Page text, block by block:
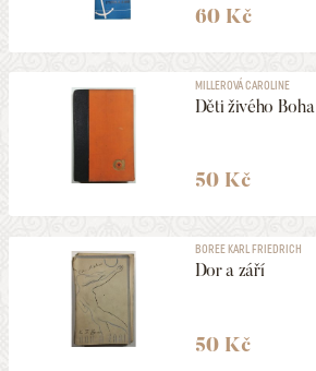
60 Kč
MILLEROVÁ CAROLINE
Děti živého Boha
50 Kč
BOREE KARL FRIEDRICH
Dor a září
50 Kč